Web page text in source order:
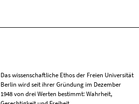
Das wissenschaftliche Ethos der Freien Universität
Berlin wird seit ihrer Gründung im Dezember
1948 von drei Werten bestimmt: Wahrheit,